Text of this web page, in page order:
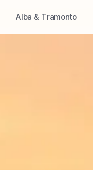
Alba & Tramonto